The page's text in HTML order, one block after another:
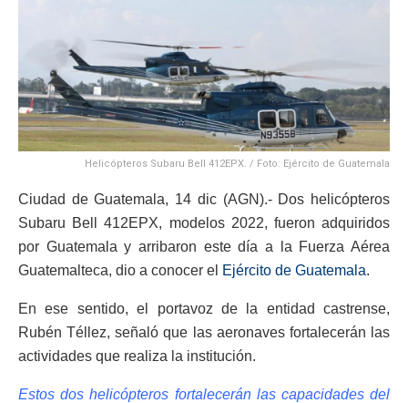
Helicópteros Subaru Bell 412EPX. / Foto: Ejército de Guatemala
Ciudad de Guatemala, 14 dic (AGN).- Dos helicópteros
Subaru Bell 412EPX, modelos 2022, fueron adquiridos
por Guatemala y arribaron este día a la Fuerza Aérea
Guatemalteca, dio a conocer el Ejército de Guatemala.
En ese sentido, el portavoz de la entidad castrense,
Rubén Téllez, señaló que las aeronaves fortalecerán las
actividades que realiza la institución.
Estos dos helicópteros fortalecerán las capacidades del